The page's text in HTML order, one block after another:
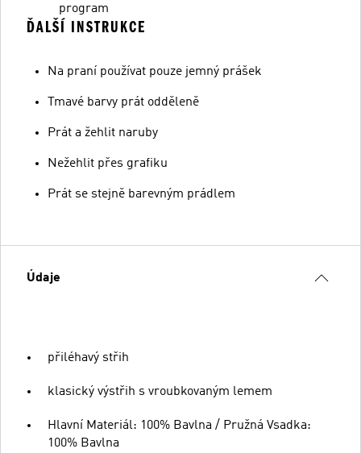
program
ĎALŠÍ INSTRUKCE
Na praní používat pouze jemný prášek
Tmavé barvy prát odděleně
Prát a žehlit naruby
Nežehlit přes grafiku
Prát se stejně barevným prádlem
Údaje
přiléhavý střih
klasický výstřih s vroubkovaným lemem
Hlavní Materiál: 100% Bavlna / Pružná Vsadka:
100% Bavlna